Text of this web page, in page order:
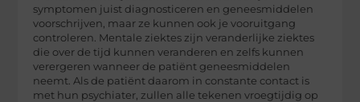
symptomen juist diagnosticeren en geneesmiddelen
voorschrijven, maar ze kunnen ook je vooruitgang
controleren. Mentale ziektes zijn veranderlijke ziektes
die over de tijd kunnen veranderen en zelfs kunnen
verergeren wanneer de patiënt geneesmiddelen
neemt. Als de patiënt daarom in constante contact is
met hun psychiater, zullen alle tekenen vroegtijdig op